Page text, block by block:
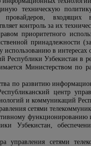
техническую
провайдеров,
контроль за их
приоритетного
принадлежности
в интересах
Республики Узбекистан
Министерством
по развитию
центр
и коммуникаций
сетями
Узбекистан,
управления сетями